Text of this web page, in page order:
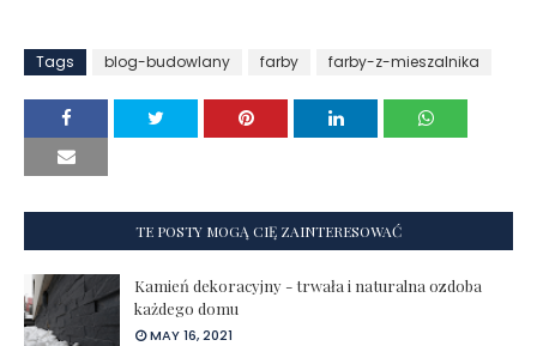
Tags blog-budowlany farby farby-z-mieszalnika
TE POSTY MOGĄ CIĘ ZAINTERESOWAĆ
Kamień dekoracyjny - trwała i naturalna ozdoba
każdego domu
MAY 16, 2021